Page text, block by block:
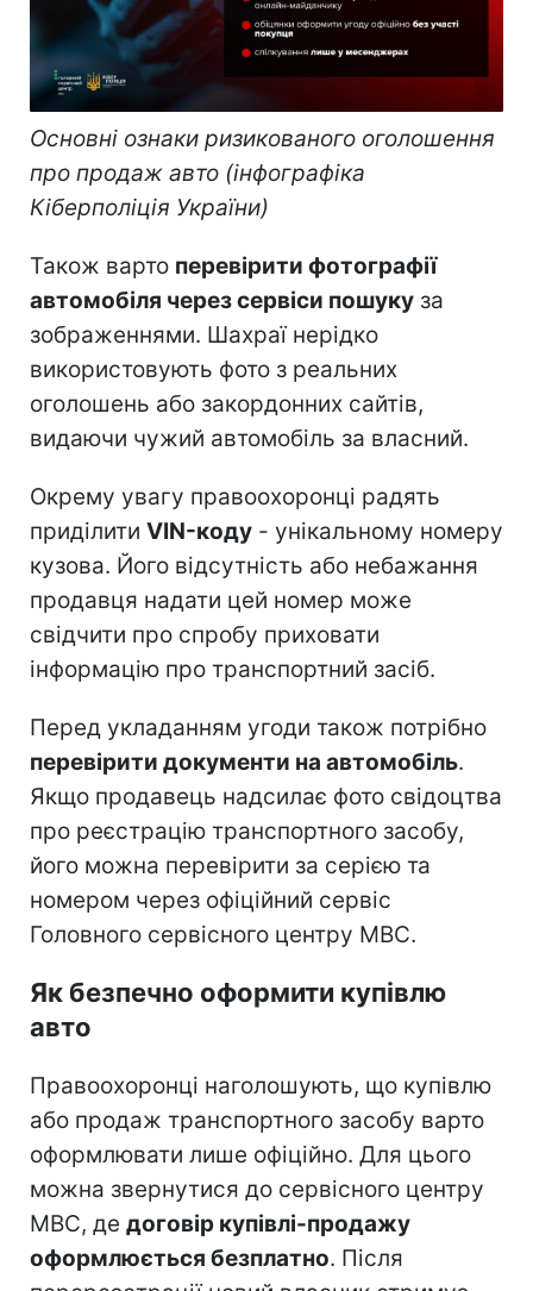
Основні ознаки ризикованого оголошення
про продаж авто (інфографіка
Кіберполіція України)
Також варто перевірити фотографії
автомобіля через сервіси пошуку за
зображеннями. Шахраї нерідко
використовують фото з реальних
оголошень або закордонних сайтів,
видаючи чужий автомобіль за власний.
Окрему увагу правоохоронці радять
приділити VIN-коду - унікальному номеру
кузова. Його відсутність або небажання
продавця надати цей номер може
свідчити про спробу приховати
інформацію про транспортний засіб.
Перед укладанням угоди також потрібно
перевірити документи на автомобіль.
Якщо продавець надсилає фото свідоцтва
про реєстрацію транспортного засобу,
його можна перевірити за серією та
номером через офіційний сервіс
Головного сервісного центру МВС.
Як безпечно оформити купівлю
авто
Правоохоронці наголошують, що купівлю
або продаж транспортного засобу варто
оформлювати лише офіційно. Для цього
можна звернутися до сервісного центру
МВС, де договір купівлі-продажу
оформлюється безплатно. Після